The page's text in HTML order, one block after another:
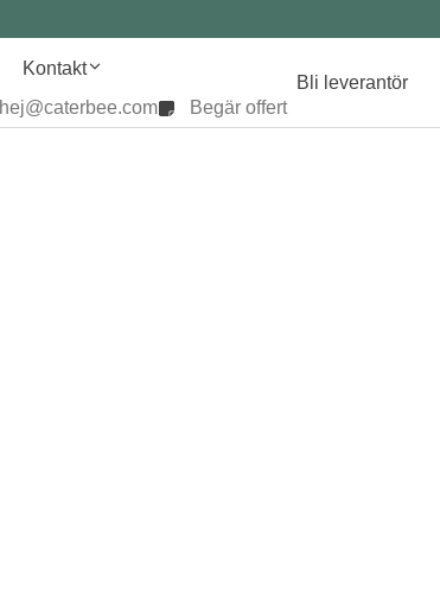
Kontakt
hej@caterbee.com Begär offert
Bli leverantör